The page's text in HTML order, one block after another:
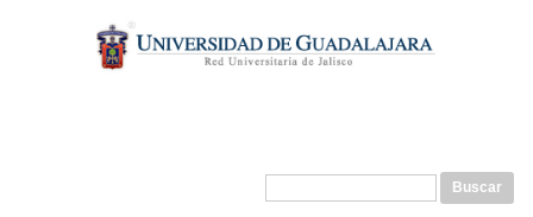
contenido
principal
Formulario de
Buscar